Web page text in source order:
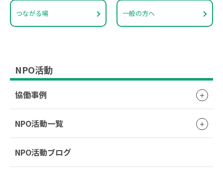
つながる場 一般の方へ
NPO活動
協働事例
NPO活動一覧
NPO活動ブログ